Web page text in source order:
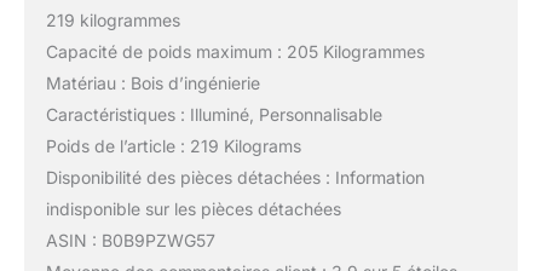
219 kilogrammes
Capacité de poids maximum : 205 Kilogrammes
Matériau : Bois d’ingénierie
Caractéristiques : Illuminé, Personnalisable
Poids de l’article : 219 Kilograms
Disponibilité des pièces détachées : Information
indisponible sur les pièces détachées
ASIN : B0B9PZWG57